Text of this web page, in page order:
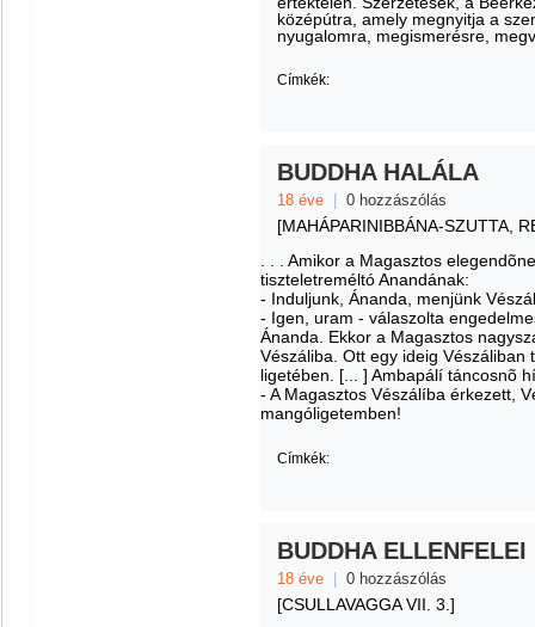
középútra, amely megnyitja a
nyugalomra, megismerésre,
Címkék:
BUDDHA HALÁLA
18 éve 0 hozzászólás
[MAHÁPARINIBBÁNA-SZUTTA,
. . . Amikor a Magasztos
tiszteletreméltó Anandának:
- Induljunk, Ánanda, menjünk
- Igen, uram - válaszolta
Ánanda. Ekkor a Magasztos
Vészáliba. Ott egy ideig
ligetében. [... ] Ambapálí táncosnõ
- A Magasztos Vészálíba érkezett,
mangóligetemben!
Címkék:
BUDDHA ELLENFELEI
18 éve 0 hozzászólás
[CSULLAVAGGA VII. 3.]